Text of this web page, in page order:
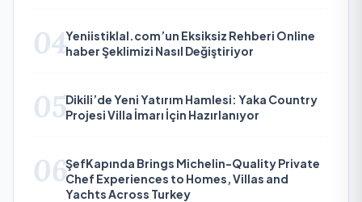
04Yeniistiklal.com’un Eksiksiz Rehberi Online
haber Şeklimizi Nasıl Değiştiriyor
05Dikili’de Yeni Yatırım Hamlesi: Yaka Country
Projesi Villa İmarı İçin Hazırlanıyor
06ŞefKapında Brings Michelin-Quality Private
Chef Experiences to Homes, Villas and
Yachts Across Turkey